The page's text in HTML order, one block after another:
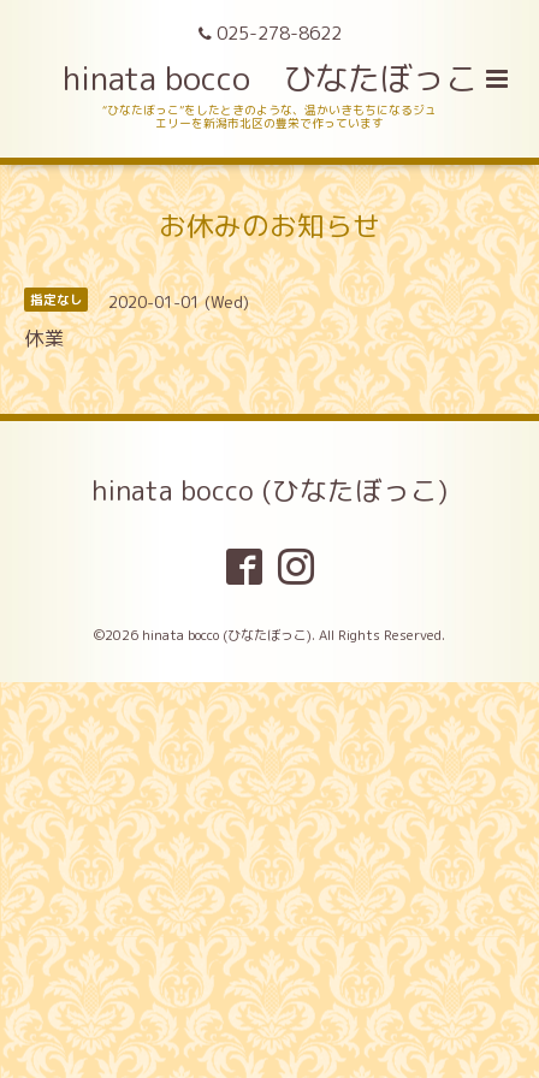
025-278-8622
hinata bocco ひなたぼっこ
“ひなたぼっこ”をしたときのような、温かいきもちになるジュ
エリーを新潟市北区の豊栄で作っています
お休みのお知らせ
指定なし 2020-01-01 (Wed)
休業
hinata bocco (ひなたぼっこ)
©2026 hinata bocco (ひなたぼっこ). All Rights Reserved.